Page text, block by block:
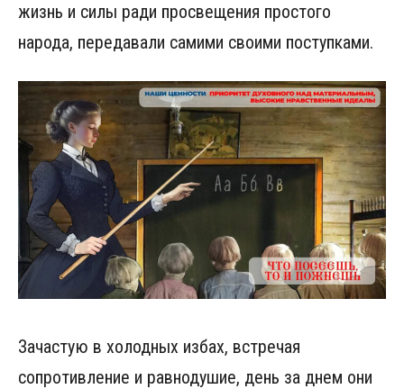
жизнь и силы ради просвещения простого
народа, передавали самими своими поступками.
Зачастую в холодных избах, встречая
сопротивление и равнодушие, день за днем они